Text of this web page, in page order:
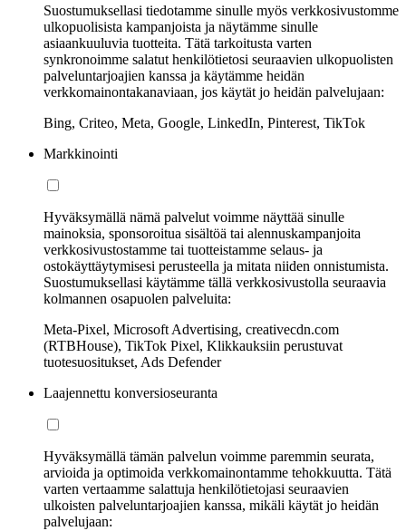
Suostumuksellasi tiedotamme sinulle myös verkkosivustomme
ulkopuolisista kampanjoista ja näytämme sinulle
asiaankuuluvia tuotteita. Tätä tarkoitusta varten
synkronoimme salatut henkilötietosi seuraavien ulkopuolisten
palveluntarjoajien kanssa ja käytämme heidän
verkkomainontakanaviaan, jos käytät jo heidän palvelujaan:
Bing, Criteo, Meta, Google, LinkedIn, Pinterest, TikTok
Markkinointi
Hyväksymällä nämä palvelut voimme näyttää sinulle
mainoksia, sponsoroitua sisältöä tai alennuskampanjoita
verkkosivustostamme tai tuotteistamme selaus- ja
ostokäyttäytymisesi perusteella ja mitata niiden onnistumista.
Suostumuksellasi käytämme tällä verkkosivustolla seuraavia
kolmannen osapuolen palveluita:
Meta-Pixel, Microsoft Advertising, creativecdn.com
(RTBHouse), TikTok Pixel, Klikkauksiin perustuvat
tuotesuositukset, Ads Defender
Laajennettu konversioseuranta
Hyväksymällä tämän palvelun voimme paremmin seurata,
arvioida ja optimoida verkkomainontamme tehokkuutta. Tätä
varten vertaamme salattuja henkilötietojasi seuraavien
ulkoisten palveluntarjoajien kanssa, mikäli käytät jo heidän
palvelujaan: